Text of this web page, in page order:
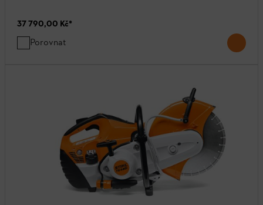
37 790,00 Kč*
Porovnat